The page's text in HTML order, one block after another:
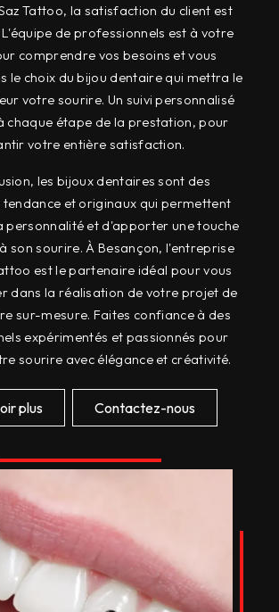
Tattoo, la satisfaction du client est
de professionnels est à votre
comprendre vos besoins et vous
le choix du bijou dentaire qui mettra le
votre sourire. Un suivi personnalisé
chaque étape de la prestation, pour
votre entière satisfaction.
les bijoux dentaires sont des
tendance et originaux qui permettent
personnalité et d'apporter une touche
son sourire. À Besançon, l'entreprise
est le partenaire idéal pour vous
dans la réalisation de votre projet de
sur-mesure. Faites confiance à des
expérimentés et passionnés pour
sourire avec élégance et créativité.
plus Contactez-nous